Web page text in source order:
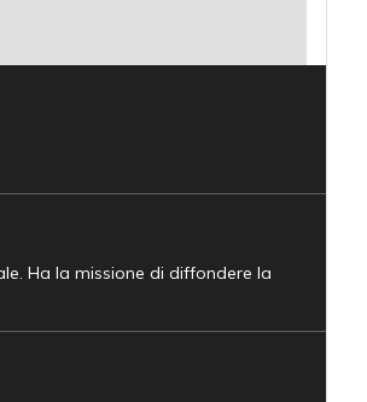
Ha la missione di diffondere la